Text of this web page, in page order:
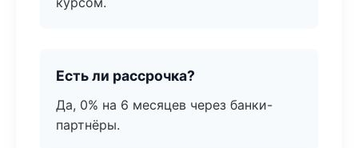
Есть ли рассрочка?
Да, 0% на 6 месяцев через банки-
партнёры.